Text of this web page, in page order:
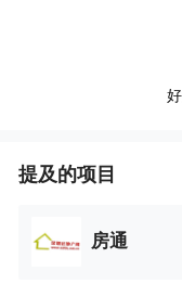
提及的项目
房通